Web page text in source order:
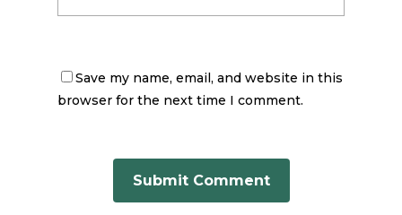
Save my name, email, and website in this
browser for the next time I comment.